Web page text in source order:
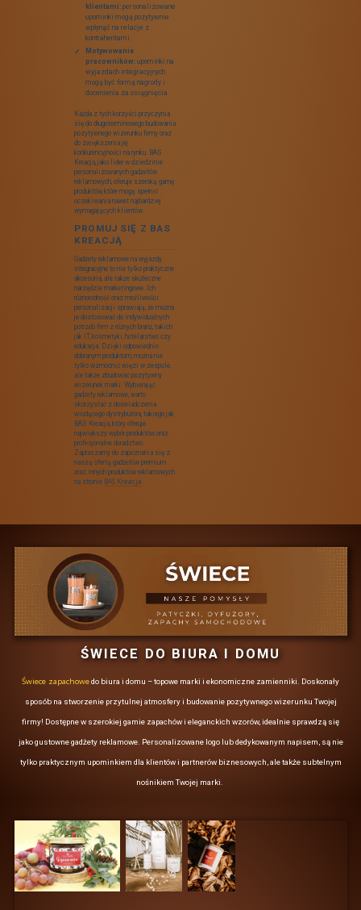
tylko są praktyczne, ale również
logo firmy. Na przykład, plecaki
wykonane z materiałów odpornych
na wodę będą świetnym wyborem
dla firm organizujących wydarzenia
w terenie.
KLUCZ DO
SUKCESU
Personalizacja gadżetów
reklamowych to element, który
sprawia, że stają się one unikalne i
bardziej atrakcyjne. Możliwości
personalizacji są różnorodne, a ich
rodzaju produktu. Przykładowe
techniki to:
UV:
Grawer laserowy:idealny
do metalowych akcesoriów,
nadający im elegancki
wygląd.
Haft:popularny w przypadku
odzieży, nadający produktom
wysoką jakość.
Gadżety mogą być personalizowane
w sposób, który przyciągnie uwagę
odbiorców. Na przykład, kubki
termiczne z logo mogą stać się
uczestnicy wyjazdu będą używać
na co dzień, co dodatkowo promuje
markę.